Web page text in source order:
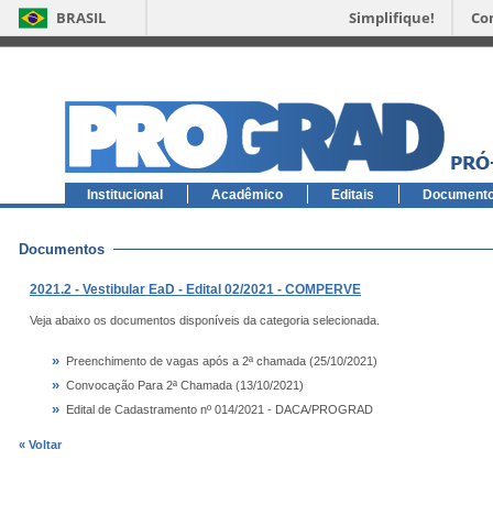
BRASIL Simplifique!
Institucional Acadêmico Editais
Documentos
2021.2 - Vestibular EaD - Edital 02/2021 - COMPERVE
Veja abaixo os documentos disponíveis da categoria selecionada.
» Preenchimento de vagas após a 2ª chamada (25/10/2021)
» Convocação Para 2ª Chamada (13/10/2021)
» Edital de Cadastramento nº 014/2021 - DACA/PROGRAD
« Voltar